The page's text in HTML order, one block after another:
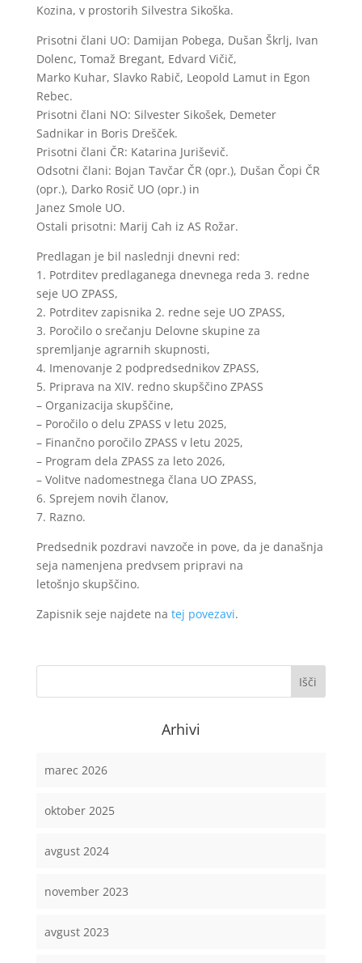
Kozina, v prostorih Silvestra Sikoška.
Prisotni člani UO: Damijan Pobega, Dušan Škrlj, Ivan
Dolenc, Tomaž Bregant, Edvard Vičič,
Marko Kuhar, Slavko Rabič, Leopold Lamut in Egon
Rebec.
Prisotni člani NO: Silvester Sikošek, Demeter
Sadnikar in Boris Drešček.
Prisotni člani ČR: Katarina Juriševič.
Odsotni člani: Bojan Tavčar ČR (opr.), Dušan Čopi ČR
(opr.), Darko Rosič UO (opr.) in
Janez Smole UO.
Ostali prisotni: Marij Cah iz AS Rožar.
Predlagan je bil naslednji dnevni red:
1. Potrditev predlaganega dnevnega reda 3. redne
seje UO ZPASS,
2. Potrditev zapisnika 2. redne seje UO ZPASS,
3. Poročilo o srečanju Delovne skupine za
spremljanje agrarnih skupnosti,
4. Imenovanje 2 podpredsednikov ZPASS,
5. Priprava na XIV. redno skupščino ZPASS
– Organizacija skupščine,
– Poročilo o delu ZPASS v letu 2025,
– Finančno poročilo ZPASS v letu 2025,
– Program dela ZPASS za leto 2026,
– Volitve nadomestnega člana UO ZPASS,
6. Sprejem novih članov,
7. Razno.
Predsednik pozdravi navzoče in pove, da je današnja
seja namenjena predvsem pripravi na
letošnjo skupščino.
Zapisnik seje najdete na tej povezavi.
Arhivi
marec 2026
oktober 2025
avgust 2024
november 2023
avgust 2023